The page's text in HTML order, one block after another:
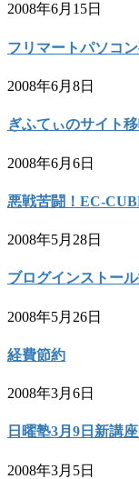
2008年6月15日
フリマートパソコ
2008年6月8日
ぎふてぃのサイト
2008年6月6日
悪戦苦闘！EC-
2008年5月28日
ブログインストー
2008年5月26日
経費節約
2008年3月6日
日曜塾3月9日新講座
2008年3月5日